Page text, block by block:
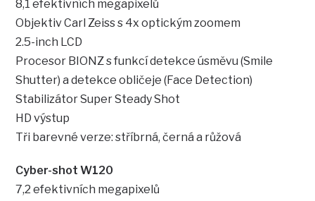
8,1 efektivních megapixelů
Objektiv Carl Zeiss s 4x optickým zoomem
2.5-inch LCD
Procesor BIONZ s funkcí detekce úsměvu (Smile
Shutter) a detekce obličeje (Face Detection)
Stabilizátor Super Steady Shot
HD výstup
Tři barevné verze: stříbrná, černá a růžová
Cyber-shot W120
7,2 efektivních megapixelů